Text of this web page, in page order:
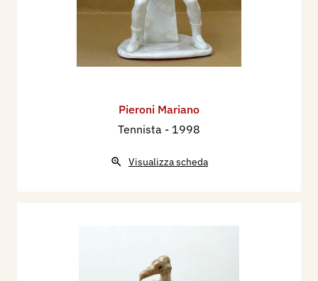
Pieroni Mariano
Tennista - 1998
Visualizza scheda